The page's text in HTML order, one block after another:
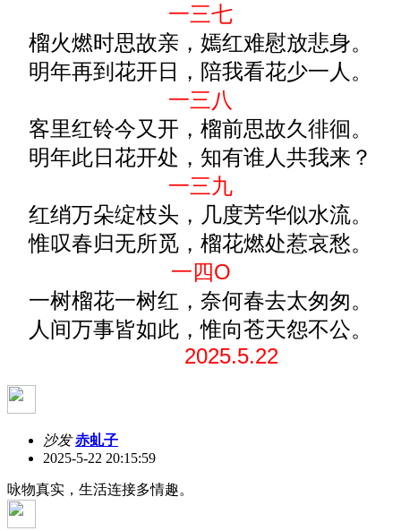
一三七
榴火燃时思故亲，嫣红难慰放悲身。
明年再到花开日，陪我看花少一人。
一三八
客里红铃今又开，榴前思故久徘徊。
明年此日花开处，知有谁人共我来？
一三九
红绡万朵绽枝头，几度芳华似水流。
惟叹春归无所觅，榴花燃处惹哀愁。
一四O
一树榴花一树红，奈何春去太匆匆。
人间万事皆如此，惟向苍天怨不公。
2025.5.22
沙发 赤虬子
2025-5-22 20:15:59
咏物真实，生活连接多情趣。